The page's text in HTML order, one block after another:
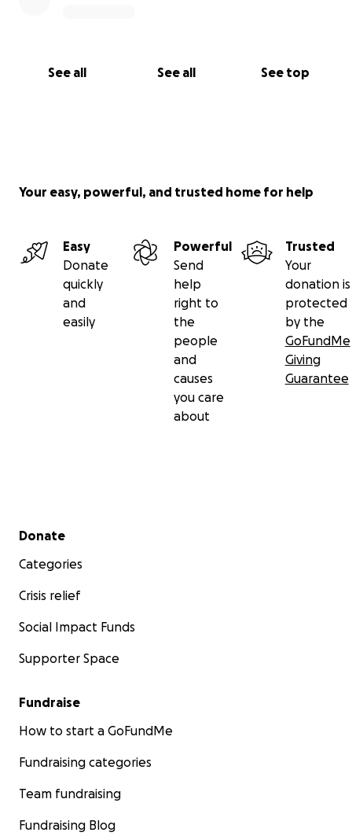
See all See all See top
Your easy, powerful, and trusted home for help
Easy
Donate
quickly
and
easily
Powerful
Send
help
right to
the
people
and
causes
you care
about
Trusted
Your
donation is
protected
by the
GoFundMe
Giving
Guarantee
Secondary menu
Donate
Categories
Crisis relief
Social Impact Funds
Supporter Space
Fundraise
How to start a GoFundMe
Fundraising categories
Team fundraising
Fundraising Blog